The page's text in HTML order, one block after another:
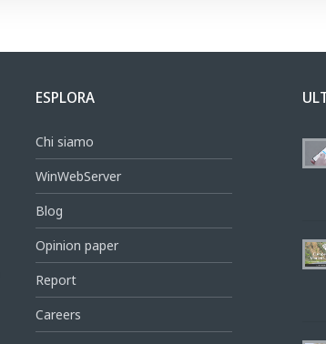
ESPLORA
Chi siamo
WinWebServer
Blog
Opinion paper
Report
Careers